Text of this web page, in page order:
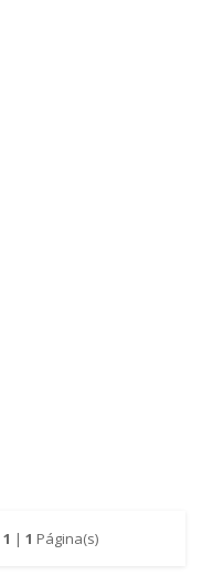
1 | 1 Página(s)